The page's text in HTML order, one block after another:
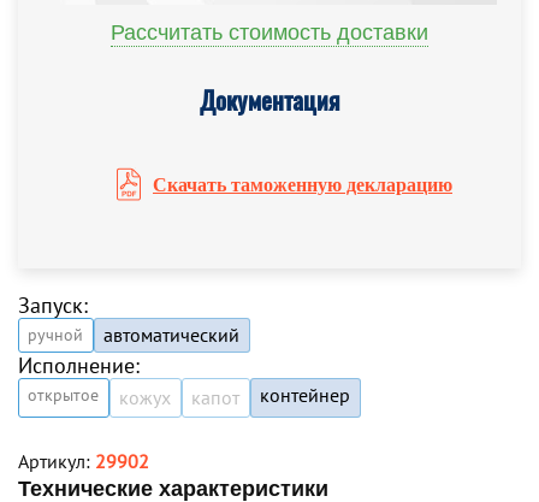
Рассчитать стоимость доставки
Документация
Скачать таможенную декларацию
Запуск:
ручной автоматический
Исполнение:
открытое кожух капот контейнер
Артикул: 29902
Технические характеристики